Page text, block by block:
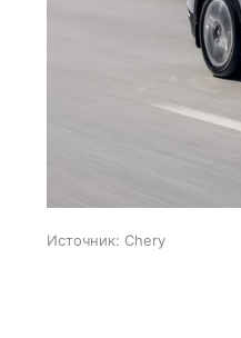
Источник: Chery